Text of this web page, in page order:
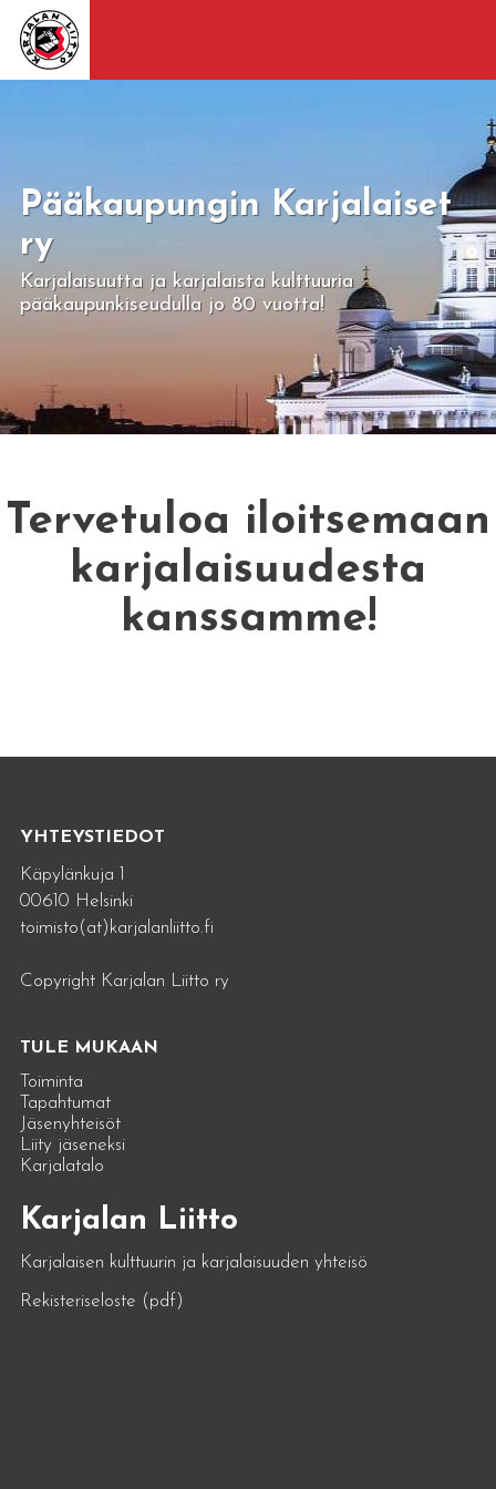
Pääkaupungin Karjalaiset
ry
Karjalaisuutta ja karjalaista kulttuuria
pääkaupunkiseudulla jo 80 vuotta!
Tervetuloa iloitsemaan
karjalaisuudesta
kanssamme!
YHTEYSTIEDOT
Käpylänkuja 1
00610 Helsinki
toimisto(at)karjalanliitto.fi
Copyright Karjalan Liitto ry
TULE MUKAAN
Toiminta
Tapahtumat
Jäsenyhteisöt
Liity jäseneksi
Karjalatalo
Karjalan Liitto
Karjalaisen kulttuurin ja karjalaisuuden yhteisö
Rekisteriseloste (pdf)